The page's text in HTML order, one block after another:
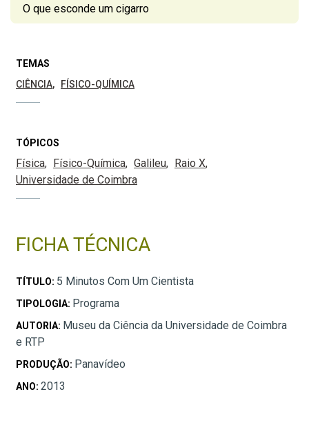
O que esconde um cigarro
TEMAS
CIÊNCIA
FÍSICO-QUÍMICA
TÓPICOS
Física Físico-Química Galileu
Raio X
Universidade de Coimbra
FICHA TÉCNICA
TÍTULO: 5 Minutos Com Um Cientista
TIPOLOGIA: Programa
AUTORIA: Museu da Ciência da Universidade de Coimbra
e RTP
PRODUÇÃO: Panavídeo
ANO: 2013